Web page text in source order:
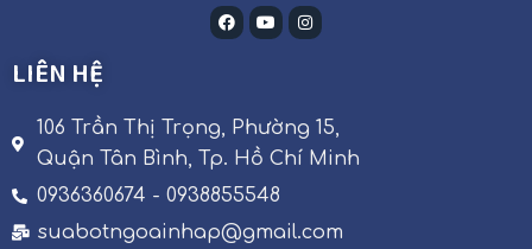
LIÊN HỆ
106 Trần Thị Trọng, Phường 15,
Quận Tân Bình, Tp. Hồ Chí Minh
0936360674 - 0938855548
suabotngoainhap@gmail.com